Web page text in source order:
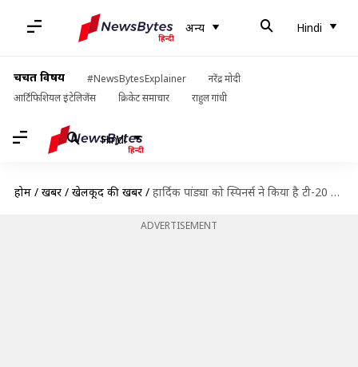
अन्य Hindi
चर्चित विषय #NewsBytesExplainer
नरेंद्र मोदी
आर्टिफिशियल इंटेलिजेंस
क्रिकेट समाचार राहुल गांधी
Hindi
होम / खबरें / खेलकूद की खबरें / हार्दिक पांड्या को स्पिनर्स ने किया है टी-20 अंतरराष्ट्रीय क्रिकेट में अधिक परेशान, जानें आंकड़े
ADVERTISEMENT